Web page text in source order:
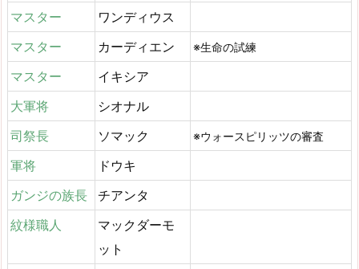
マスター
ワンディウス
マスター
カーディエン ※生命の試練
マスター
イキシア
大軍将
シオナル
司祭長
ソマック ※ウォースピリッツの審査
軍将
ドウキ
ガンジの族長
チアンタ
紋様職人
マックダーモ
ット